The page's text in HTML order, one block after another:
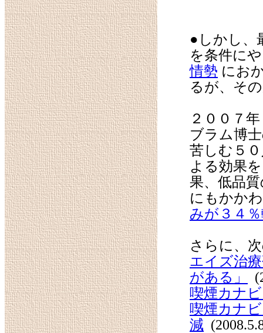
●しかし、
を条件に
情勢 にお
るが、そ
２００７
ブラム博
苦しむ５
よる効果
果、低品
にもかか
みが３４
さらに、
エイズ治
がある」
喫煙カナ
喫煙カナ
減